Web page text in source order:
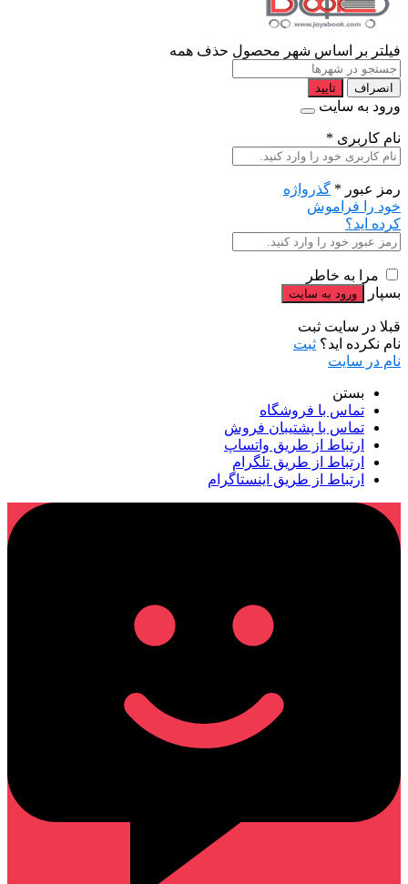
فیلتر بر اساس شهر محصول حذف همه
انصراف تایید
ورود به سایت
نام کاربری *
رمز عبور * گذرواژه
خود را فراموش
کرده اید؟
مرا به خاطر
بسپار
قبلا در سایت ثبت
نام نکرده اید؟ ثبت
نام در سایت
بستن
تماس با فروشگاه
تماس با پشتیبان فروش
ارتباط از طریق واتساپ
ارتباط از طریق تلگرام
ارتباط از طریق اینستاگرام